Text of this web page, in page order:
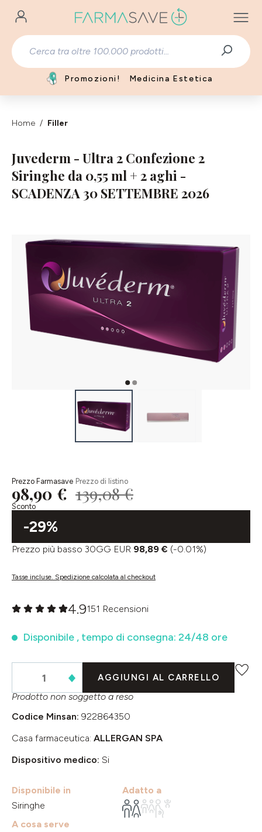
Passa al contenuto principale
Promozioni! Medicina Estetica
Home Filler
Juvederm - Ultra 2 Confezione 2
Siringhe da 0,55 ml + 2 aghi -
SCADENZA 30 SETTEMBRE 2026
Salta la galleria di immagini
Prezzo Farmasave
98,90 €
Prezzo di listino
139,08 €
Sconto
-29%
Prezzo più basso 30GG EUR 98,89 € (-0.01%)
Tasse incluse. Spedizione calcolata al checkout
4.9151 Recensioni
Disponibile , tempo di consegna: 24/48 ore
AGGIUNGI AL CARRELLO
Prodotto non soggetto a reso
Codice Minsan: 922864350
Casa farmaceutica: ALLERGAN SPA
Dispositivo medico: Si
Disponibile in
Siringhe
Adatto a
A cosa serve